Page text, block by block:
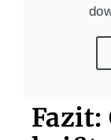
Fazit: